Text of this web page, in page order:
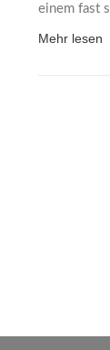
einem fast
Mehr lesen